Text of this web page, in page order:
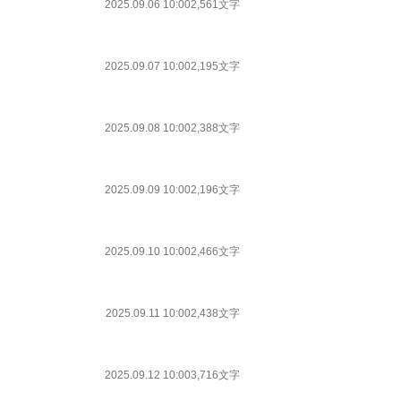
2025.09.06 10:002,561文字
2025.09.07 10:002,195文字
2025.09.08 10:002,388文字
2025.09.09 10:002,196文字
2025.09.10 10:002,466文字
2025.09.11 10:002,438文字
2025.09.12 10:003,716文字